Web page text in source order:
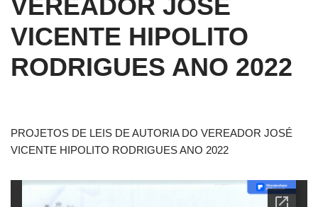
VEREADOR JOSÉ
VICENTE HIPOLITO
RODRIGUES ANO 2022
PROJETOS DE LEIS DE AUTORIA DO VEREADOR JOSÉ
VICENTE HIPOLITO RODRIGUES ANO 2022